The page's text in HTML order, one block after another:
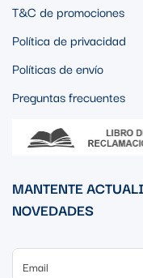
T&C de promociones
Política de privacidad
Políticas de envío
Preguntas frecuentes
MANTENTE
NOVEDADES